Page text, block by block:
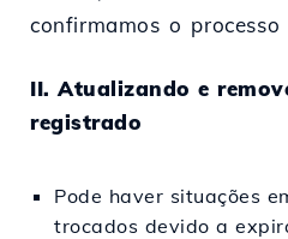
confirmamos o
II. Atualizando e
registrado
Pode haver situações
trocados devido a